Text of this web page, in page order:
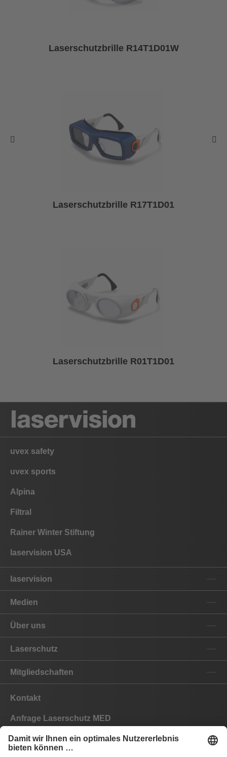
Laserschutzbrille R14T1D01W
Laserschutzbrille R17T1D01
Laserschutzbrille R01T1D01
uvex safety
uvex sports
Alpina
Filtral
Rainer Winter Stiftung
laservision USA
laservision
Medien
Über uns
Laserschutz
Mitgliedschaften
Kontakt
Anfrage Laserschutz MED
Anfrage Laserschutz IND